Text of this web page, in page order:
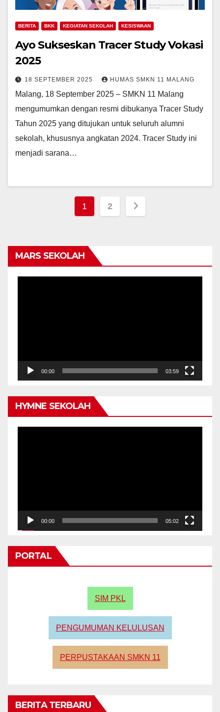
BERITA BKK KEGIATAN SEKOLAH KESISWAAN
Ayo Sukseskan Tracer Study Vokasi
2025
18 SEPTEMBER 2025 HUMAS SMKN 11 MALANG
Malang, 18 September 2025 – SMKN 11 Malang
mengumumkan dengan resmi dibukanya Tracer Study
Tahun 2025 yang ditujukan untuk seluruh alumni
sekolah, khususnya angkatan 2024. Tracer Study ini
menjadi sarana…
Posts
1 2
MARS SEKOLAH
00:00 03:59
HYMNE SEKOLAH
00:00 05:02
PORTAL
SIM PKL
PENGUMUMAN KELULUSAN
PERPUSTAKAAN SMKN 11
BERITA TERBARU